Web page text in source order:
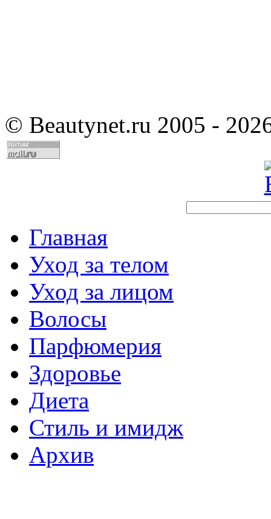
© Beautynet.ru 2005 -
Главная
Уход за телом
Уход за лицом
Волосы
Парфюмерия
Здоровье
Диета
Стиль и имидж
Архив